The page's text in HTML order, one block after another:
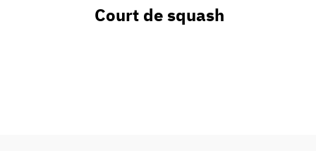
Court de squash